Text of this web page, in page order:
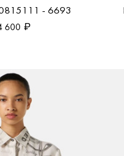
- 6693
600